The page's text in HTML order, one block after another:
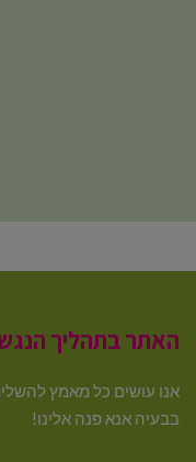
האתר בתהליך
אנו עושים כל מאמץ
בבעיה אנא פנה אלינו!